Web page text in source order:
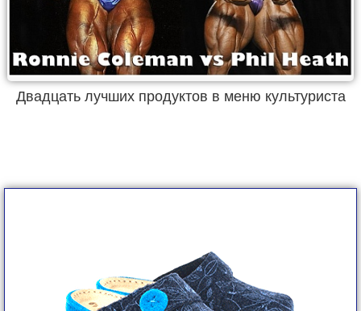
Двадцать лучших продуктов в меню культуриста